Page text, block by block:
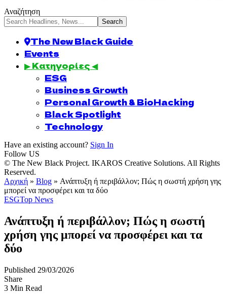
Αναζήτηση
The New Black Guide
Events
▶ Κατηγορίες ◀
ESG
Business Growth
Personal Growth & BioHacking
Black Spotlight
Technology
Have an existing account? Sign In
Follow US
© The New Black Project. IKAROS Creative Solutions. All Rights
Reserved.
Αρχική » Blog » Ανάπτυξη ή περιβάλλον; Πώς η σωστή χρήση γης
μπορεί να προσφέρει και τα δύο
ESGTop News
Ανάπτυξη ή περιβάλλον; Πώς η σωστή
χρήση γης μπορεί να προσφέρει και τα
δύο
Published 29/03/2026
Share
3 Min Read